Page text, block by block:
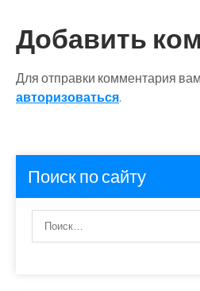
Добавить
Для отправки комментария
авторизоваться.
Поиск по сайту